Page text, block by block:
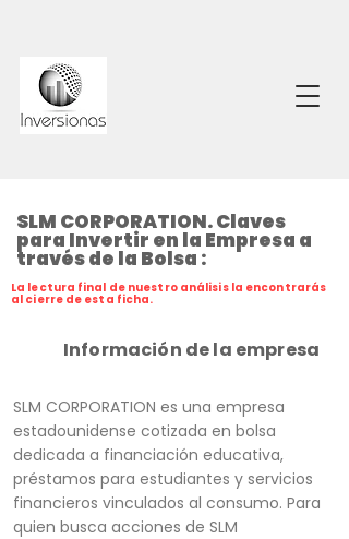
SLM CORPORATION. Claves
para Invertir en la Empresa a
través de la Bolsa :
La lectura final de nuestro análisis la encontrarás
al cierre de esta ficha.
Información de la empresa
SLM CORPORATION es una empresa
estadounidense cotizada en bolsa
dedicada a financiación educativa,
préstamos para estudiantes y servicios
financieros vinculados al consumo. Para
quien busca acciones de SLM